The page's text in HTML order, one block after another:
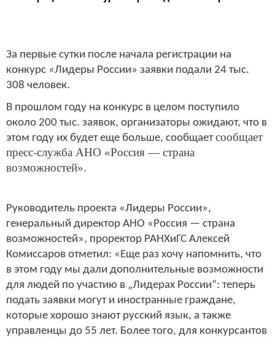
За первые сутки после начала регистрации на
конкурс «Лидеры России» заявки подали 24 тыс.
308 человек.
В прошлом году на конкурс в целом поступило
около 200 тыс. заявок, организаторы ожидают, что в
этом году их будет еще больше, сообщаетсообщает
пресс-служба АНО «Россия — страна
возможностей».
Руководитель проекта «Лидеры России»,
генеральный директор АНО «Россия — страна
возможностей», проректор РАНХиГС Алексей
Комиссаров отметил: «Еще раз хочу напомнить, что
в этом году мы дали дополнительные возможности
для людей по участию в „Лидерах России“: теперь
подать заявки могут и иностранные граждане,
которые хорошо знают русский язык, а также
управленцы до 55 лет. Более того, для конкурсантов